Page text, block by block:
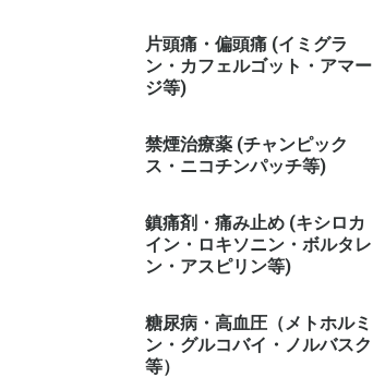
片頭痛・偏頭痛 (イミグラ
ン・カフェルゴット・アマー
ジ等)
禁煙治療薬 (チャンピック
ス・ニコチンパッチ等)
鎮痛剤・痛み止め (キシロカ
イン・ロキソニン・ボルタレ
ン・アスピリン等)
糖尿病・高血圧（メトホルミ
ン・グルコバイ・ノルバスク
等）